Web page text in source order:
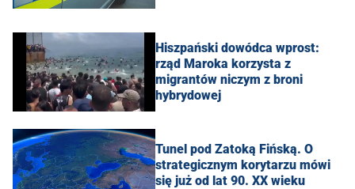
Hiszpański dowódca wprost:
rząd Maroka korzysta z
migrantów niczym z broni
hybrydowej
Tunel pod Zatoką Fińską. O
strategicznym korytarzu mówi
się już od lat 90. XX wieku